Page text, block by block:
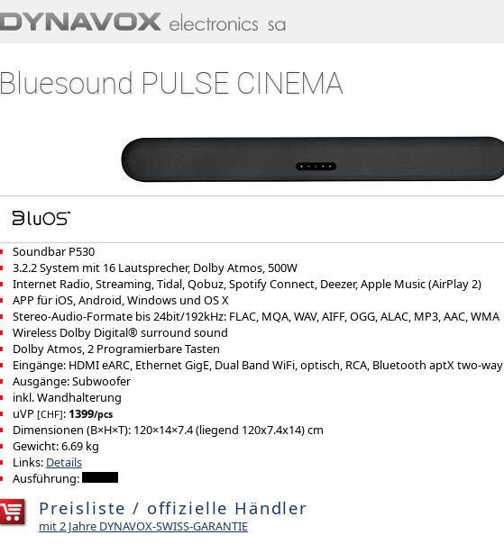
Bluesound PULSE CINEMA
Soundbar P530
3.2.2 System mit 16 Lautsprecher, Dolby Atmos, 500W
Internet Radio, Streaming, Tidal, Qobuz, Spotify Connect, Deezer, Apple Music (AirPlay 2)
APP für iOS, Android, Windows und OS X
Stereo-Audio-Formate bis 24bit/192kHz: FLAC, MQA, WAV, AIFF, OGG, ALAC, MP3, AAC, WMA
Wireless Dolby Digital® surround sound
Dolby Atmos, 2 Programierbare Tasten
Eingänge: HDMI eARC, Ethernet GigE, Dual Band WiFi, optisch, RCA, Bluetooth aptX two-way
Ausgänge: Subwoofer
inkl. Wandhalterung
uVP [CHF]: 1399/pcs
Dimensionen (B×H×T): 120×14×7.4 (liegend 120x7.4x14) cm
Gewicht: 6.69 kg
Links: Details
Ausführung:
Preisliste / offizielle Händler
mit 2 Jahre DYNAVOX-SWISS-GARANTIE